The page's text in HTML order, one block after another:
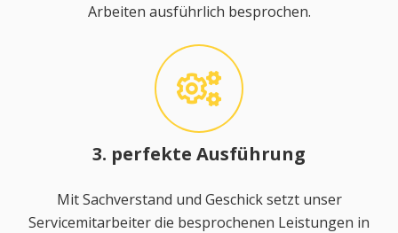
Arbeiten ausführlich besprochen.
3. perfekte Ausführung
Mit Sachverstand und Geschick setzt unser
Servicemitarbeiter die besprochenen Leistungen in